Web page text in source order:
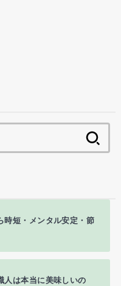
時短・メンタル安定・節
人は本当に美味しいの